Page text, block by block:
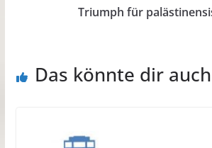
Triumph für
Das könnte dir